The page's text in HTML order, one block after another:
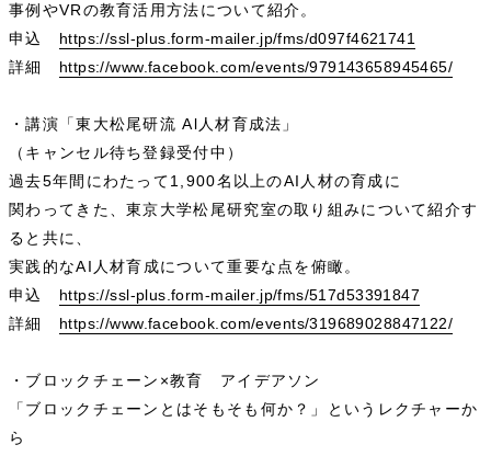
事例やVRの教育活用方法について紹介。
申込 https://ssl-plus.form-mailer.jp/fms/d097f4621741
詳細 https://www.facebook.com/events/979143658945465/
・講演「東大松尾研流 Al人材育成法」
（キャンセル待ち登録受付中）
過去5年間にわたって1,900名以上のAI人材の育成に
関わってきた、東京大学松尾研究室の取り組みについて紹介す
ると共に、
実践的なAI人材育成について重要な点を俯瞰。
申込 https://ssl-plus.form-mailer.jp/fms/517d53391847
詳細 https://www.facebook.com/events/319689028847122/
・ブロックチェーン×教育 アイデアソン
「ブロックチェーンとはそもそも何か？」というレクチャーか
ら